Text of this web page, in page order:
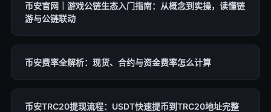
币安官网｜游戏公链生态入门指南：从概念到实操，读懂链
游与公链联动
币安费率全解析：现货、合约与资金费率怎么计算
币安TRC20提现流程：USDT快速提币到TRC20地址完整